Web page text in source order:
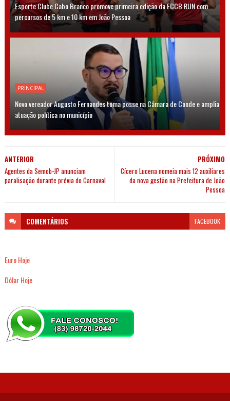
Esporte Clube Cabo Branco promove primeira edição da ECCB RUN com
percursos de 5 km e 10 km em João Pessoa
PRINCIPAL
Novo vereador Augusto Fernandes toma posse na Câmara de Conde e amplia
atuação política no município
PRÓXIMO
Cícero Lucena nomeia mais 12 auxiliares
da nova gestão na Prefeitura de João
Pessoa
ANTERIOR
Agentes da Semob-JP anunciam
paralisação durante prévia do Carnaval
COMENTÁRIOS FACEBOOK
Euro Hoje
Dólar Hoje